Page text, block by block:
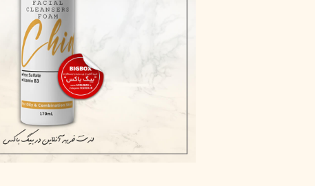
مراقبت چشم
شوینده صورت
ضد جوش و آکنه
ضد قارچ و باکتری
آبرسان و مرطوب کننده
آر یو آکی
دیپ سنس
لاکچری کوین